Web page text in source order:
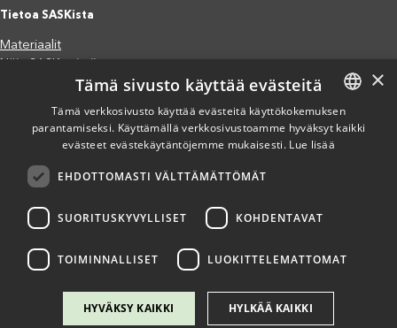
Tietoa SASKista
Materiaalit
Jäsenjärjestöt
Saavutettavuusseloste
Tietosuojaseloste
Eettiset periaatteet (pdf)
Lahjoita
Osallistu
Liity kannatusjäseneksi
Ilmoita väärinkäytösepäilystä
FINNISH
×
Tämä sivusto käyttää evästeitä
Tämä verkkosivusto käyttää evästeitä käyttökokemuksen
parantamiseksi. Käyttämällä verkkosivustoamme hyväksyt kaikki
evästeet evästekäytäntöjemme mukaisesti. Lue lisää
EHDOTTOMASTI VÄLTTÄMÄTTÖMÄT
SUORITUSKYVYLLISET KOHDENTAVAT
TOIMINNALLISET LUOKITTELEMATTOMAT
HYVÄKSY KAIKKI HYLKÄÄ KAIKKI